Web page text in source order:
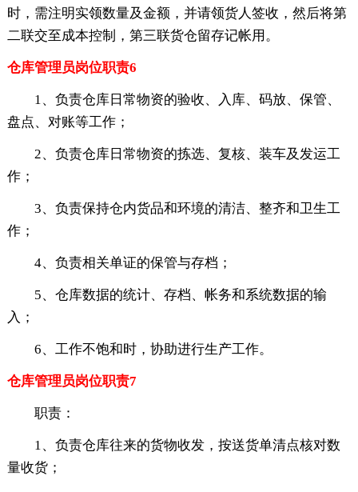
时，需注明实领数量及金额，并请领货人签收，然后将第
二联交至成本控制，第三联货仓留存记帐用。
仓库管理员岗位职责6
1、负责仓库日常物资的验收、入库、码放、保管、
盘点、对账等工作；
2、负责仓库日常物资的拣选、复核、装车及发运工
作；
3、负责保持仓内货品和环境的清洁、整齐和卫生工
作；
4、负责相关单证的保管与存档；
5、仓库数据的统计、存档、帐务和系统数据的输
入；
6、工作不饱和时，协助进行生产工作。
仓库管理员岗位职责7
职责：
1、负责仓库往来的货物收发，按送货单清点核对数
量收货；